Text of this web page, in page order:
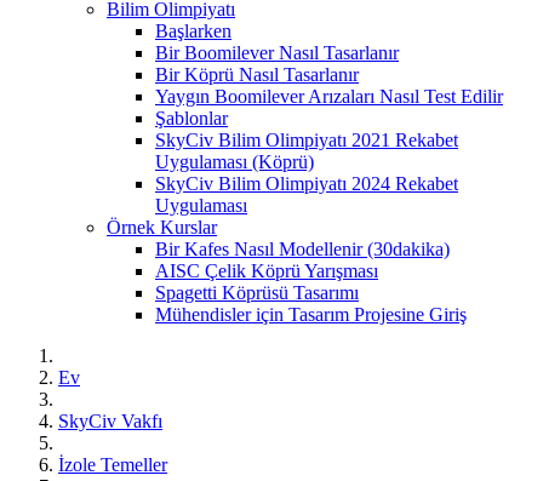
Bilim Olimpiyatı
Başlarken
Bir Boomilever Nasıl Tasarlanır
Bir Köprü Nasıl Tasarlanır
Yaygın Boomilever Arızaları Nasıl Test Edilir
Şablonlar
SkyCiv Bilim Olimpiyatı 2021 Rekabet
Uygulaması (Köprü)
SkyCiv Bilim Olimpiyatı 2024 Rekabet
Uygulaması
Örnek Kurslar
Bir Kafes Nasıl Modellenir (30dakika)
AISC Çelik Köprü Yarışması
Spagetti Köprüsü Tasarımı
Mühendisler için Tasarım Projesine Giriş
Ev
SkyCiv Vakfı
İzole Temeller